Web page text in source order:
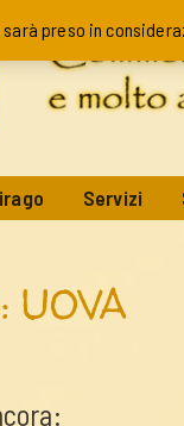
Servizi
UOVA
preso in